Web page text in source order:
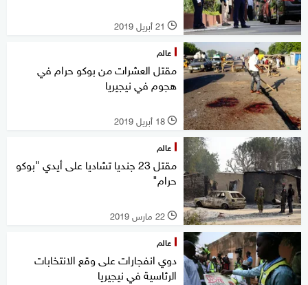
l 21 أبريل 2019
عالم
مقتل العشرات من بوكو حرام في
هجوم في نيجيريا
l 18 أبريل 2019
عالم
مقتل 23 جنديا تشاديا على أيدي "بوكو
حرام"
l 22 مارس 2019
عالم
دوي انفجارات على وقع الانتخابات
الرئاسية في نيجيريا